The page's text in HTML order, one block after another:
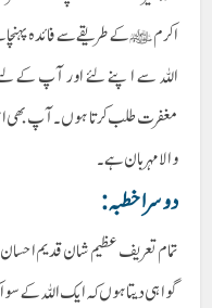
اکرم ﷺ کے طریقے سے فائدہ
اللہ سے اپنے لئے اور آپ کے لئے
مغفرت طلب کرتا ہوں۔ آپ بھی
والا مہربان ہے۔
دوسرا خطبہ :
تمام تعریف عظیم شان قدیم
گواہی دیتا ہوں کہ ایک اللہ کے